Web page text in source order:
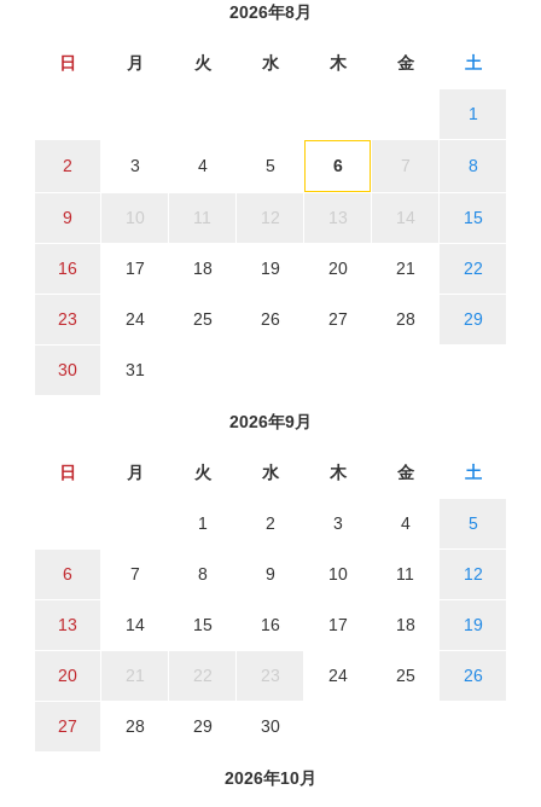
2026年8月
日 月 火 水 木 金 土
1
2 3 4 5 6 7 8
9 10 11 12 13 14 15
16 17 18 19 20 21 22
23 24 25 26 27 28 29
30 31
2026年9月
日 月 火 水 木 金 土
1 2 3 4 5
6 7 8 9 10 11 12
13 14 15 16 17 18 19
20 21 22 23 24 25 26
27 28 29 30
2026年10月